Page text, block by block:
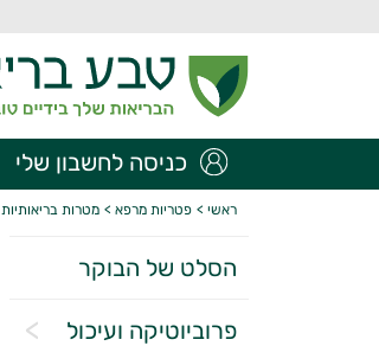
כניסה לחשבון שלי
ראשי > פטריות מרפא > מטרות בריאותיות
הסלט של הבוקר
פרוביוטיקה ועיכול